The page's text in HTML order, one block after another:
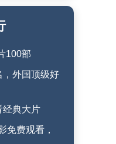
100部
，外国顶级好
经典大片
免费观看，